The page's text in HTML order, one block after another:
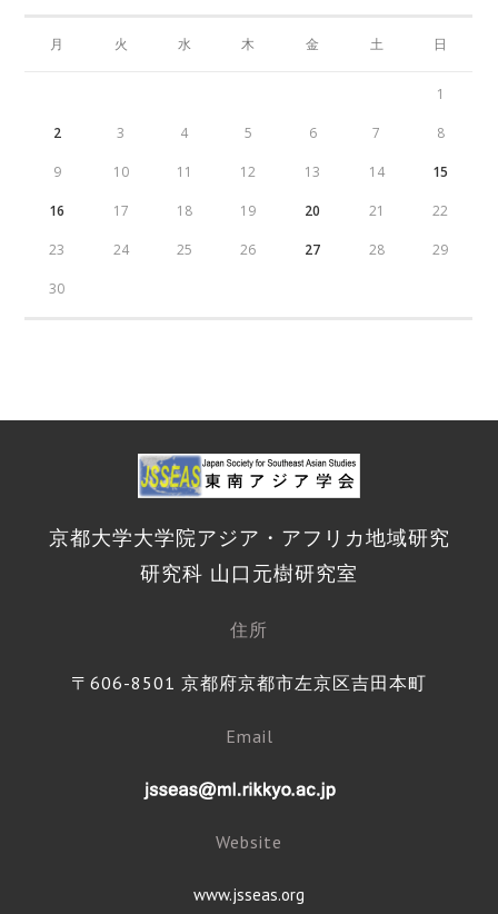
月 火 水 木 金 土 日
1
2 3 4 5 6 7 8
9 10 11 12 13 14 15
16 17 18 19 20 21 22
23 24 25 26 27 28 29
30
京都大学大学院アジア・アフリカ地域研究
研究科 山口元樹研究室
住所
〒606-8501 京都府京都市左京区吉田本町
Email
Website
www.jsseas.org